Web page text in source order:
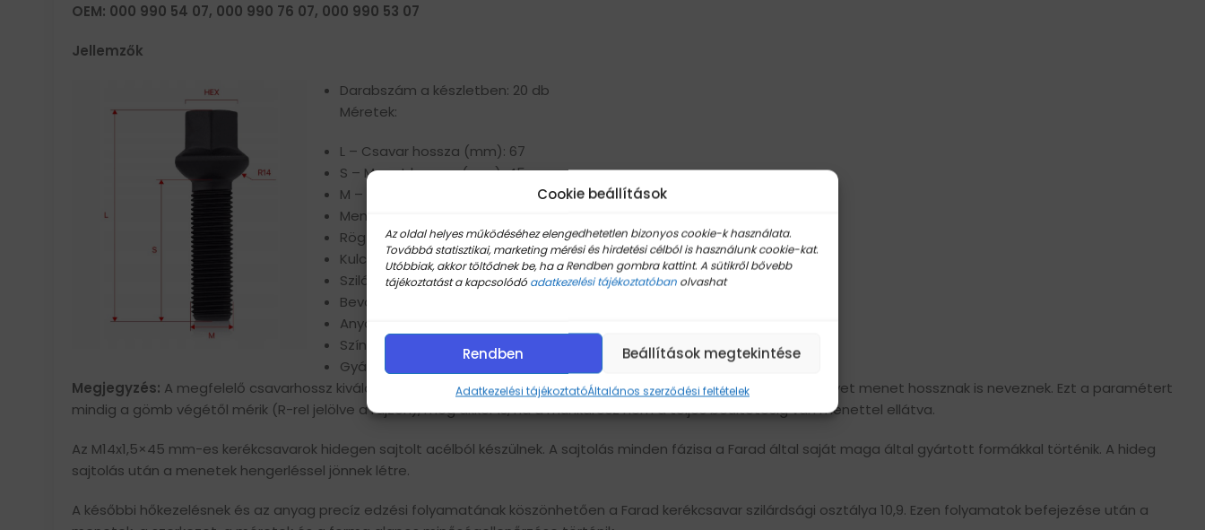
Cookie beállítások
Az oldal helyes működéséhez elengedhetetlen bizonyos cookie-k használata.
Továbbá statisztikai, marketing mérési és hirdetési célból is használunk cookie-kat.
Utóbbiak, akkor töltődnek be, ha a Rendben gombra kattint. A sütikről bővebb
tájékoztatást a kapcsolódó adatkezelési tájékoztatóban olvashat
Rendben Beállítások megtekintése
Adatkezelési tájékoztatóÁltalános szerződési feltételek
OEM: 000 990 54 07, 000 990 76 07, 000 990 53 07
Jellemzők
Darabszám a készletben: 20 db
Méretek:
L – Csavar hossza (mm): 67
S – Menet hossza (mm): 45
M – Átmérő: M14
Menetemelkedés: 1,5
Rögzítési felület: gömb R14
Kulcsnyílás (mm): 17
Szilárdsági osztály: 10.9
Bevonat: horganyzott
Anyag: acél
Szín: fekete
Gyártó ország: Olaszország
Megjegyzés: A megfelelő csavarhossz kiválasztásához a munkahossz (S) paramétert kell figyelembe venni, amelyet menet hossznak is neveznek. Ezt a paramétert
mindig a gömb végétől mérik (R-rel jelölve a rajzon), még akkor is, ha a munkarész nem a teljes beültetésig van menettel ellátva.
Az M14x1,5×45 mm-es kerékcsavarok hidegen sajtolt acélból készülnek. A sajtolás minden fázisa a Farad által saját maga által gyártott formákkal történik. A hideg
sajtolás után a menetek hengerléssel jönnek létre.
A későbbi hőkezelésnek és az anyag precíz edzési folyamatának köszönhetően a Farad kerékcsavar szilárdsági osztálya 10,9. Ezen folyamatok befejezése után a